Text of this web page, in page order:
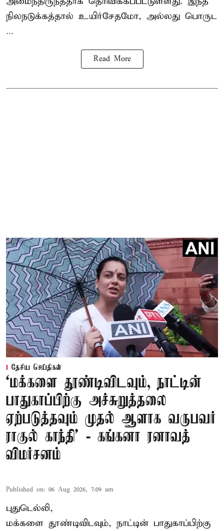
நிலநடுக்கத்தால் உயிர்சேதமோ, அல்லது பொருட
...
Read More
தேசிய செய்திகள்
‘மக்களை தூண்டிவிடவும், நாட்டின்
பாதுகாப்பிற்கு அச்சுறுத்தலை
ஏற்படுத்தவும் முதல் ஆளாக வருபவர்
ராகுல் காந்தி’ - கங்கனா ரனாவத்
விமர்சனம்
Published on: 06 Aug 2026, 7:09 am
புதுடெல்லி,
மக்களை தூண்டிவிடவும், நாட்டின் பாதுகாப்பிற்கு